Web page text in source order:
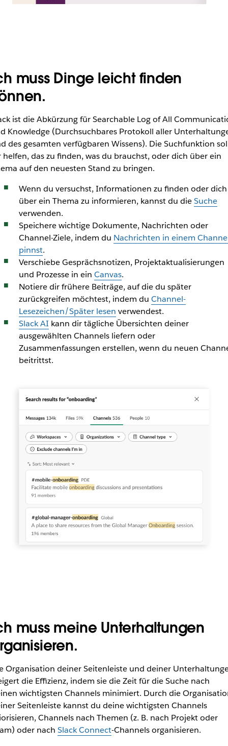
muss Dinge leicht finden
ist die Abkürzung für Searchable Log of All
Knowledge (Durchsuchbares Protokoll aller
des gesamten verfügbaren Wissens). Die Suchfunktion
helfen, das zu finden, was du brauchst, oder dich über ein
auf den neuesten Stand zu bringen.
Wenn du versuchst, Informationen zu finden oder dich
über ein Thema zu informieren, kannst du dieSuche
verwenden.
Speichere wichtige Dokumente, Nachrichten oder
Channel-Ziele, indem du Nachrichten in einem
pinnst.
Verschiebe Gesprächsnotizen, Projektaktualisierungen
und Prozesse in ein Canvas.
Notiere dir frühere Beiträge, auf die du später
zurückgreifen möchtest, indem du Channel-
Lesezeichen/Später lesen verwendest.
Slack AI kann dir tägliche Übersichten deiner
ausgewählten Channels liefern oder
Zusammenfassungen erstellen, wenn du neuen
beitrittst.
muss meine Unterhaltungen
Organisation deiner Seitenleiste und deiner
die Effizienz, indem sie die Zeit für die Suche nach
wichtigsten Channels minimiert. Durch die
Seitenleiste kannst du deine wichtigsten Channels
Channels nach Themen (z. B. nach Projekt oder
oder nach Slack Connect-Channels organisieren.